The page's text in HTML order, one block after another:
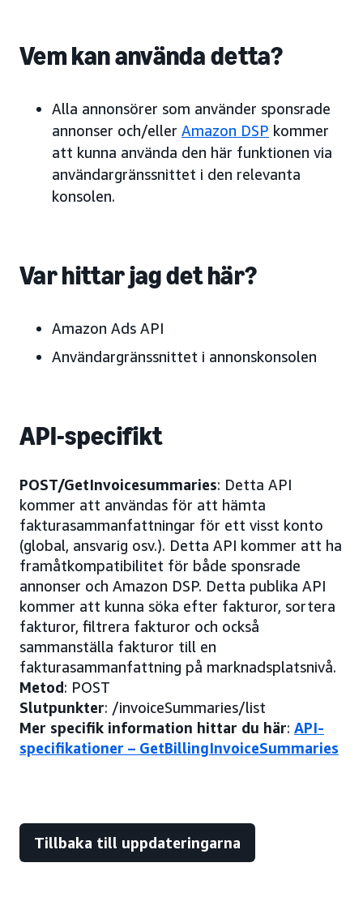
Vem kan använda detta?
Alla annonsörer som använder sponsrade
annonser och/eller Amazon DSP kommer
att kunna använda den här funktionen via
användargränssnittet i den relevanta
konsolen.
Var hittar jag det här?
Amazon Ads API
Användargränssnittet i annonskonsolen
API-specifikt
POST/GetInvoicesummaries: Detta API
kommer att användas för att hämta
fakturasammanfattningar för ett visst konto
(global, ansvarig osv.). Detta API kommer att ha
framåtkompatibilitet för både sponsrade
annonser och Amazon DSP. Detta publika API
kommer att kunna söka efter fakturor, sortera
fakturor, filtrera fakturor och också
sammanställa fakturor till en
fakturasammanfattning på marknadsplatsnivå.
Metod: POST
Slutpunkter: /invoiceSummaries/list
Mer specifik information hittar du här: API-
specifikationer – GetBillingInvoiceSummaries
Tillbaka till uppdateringarna